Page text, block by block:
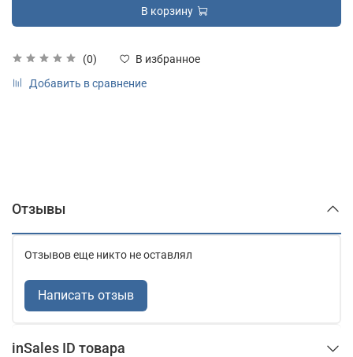
(0)
В избранное
Добавить в сравнение
В корзину
Отзывы
Отзывов еще никто не оставлял
Написать отзыв
inSales ID товара